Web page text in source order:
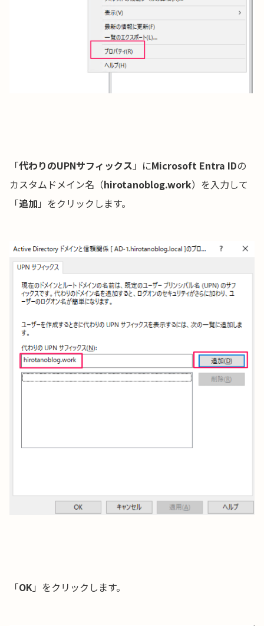
「代わりのUPNサフィックス 」にMicrosoft Entra IDの
カスタムドメイン名（hirotanoblog.work）を入力して
「追加 」をクリックします。
「OK」をクリックします。